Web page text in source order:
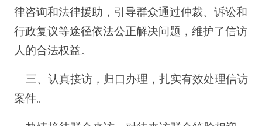
律咨询和法律援助，引导群众通过仲裁、诉讼和
行政复议等途径依法公正解决问题，维护了信访
人的合法权益。
三、认真接访，归口办理，扎实有效处理信访
案件。